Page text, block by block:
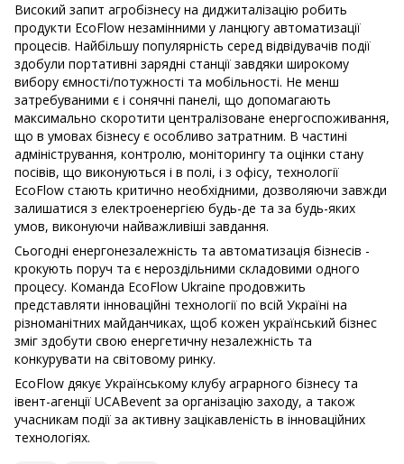
Високий запит агробізнесу на диджиталізацію робить
продукти EcoFlow незамінними у ланцюгу автоматизації
процесів. Найбільшу популярність серед відвідувачів події
здобули портативні зарядні станції завдяки широкому
вибору ємності/потужності та мобільності. Не менш
затребуваними є і сонячні панелі, що допомагають
максимально скоротити централізоване енергоспоживання,
що в умовах бізнесу є особливо затратним. В частині
адміністрування, контролю, моніторингу та оцінки стану
посівів, що виконуються і в полі, і з офісу, технології
EcoFlow стають критично необхідними, дозволяючи завжди
залишатися з електроенергією будь-де та за будь-яких
умов, виконуючи найважливіші завдання.
Сьогодні енергонезалежність та автоматизація бізнесів -
крокують поруч та є нероздільними складовими одного
процесу. Команда EcoFlow Ukraine продовжить
представляти інноваційні технології по всій Україні на
різноманітних майданчиках, щоб кожен український бізнес
зміг здобути свою енергетичну незалежність та
конкурувати на світовому ринку.
EcoFlow дякує Українському клубу аграрного бізнесу та
івент-агенції UCABevent за організацію заходу, а також
учасникам події за активну зацікавленість в інноваційних
технологіях.